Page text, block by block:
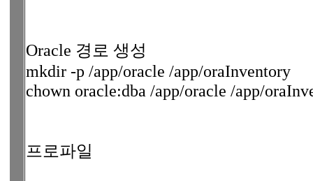
Oracle 경로 생성
mkdir -p /app/oracle /app/oraInventory
chown oracle:dba /app/oracle /app/
프로파일